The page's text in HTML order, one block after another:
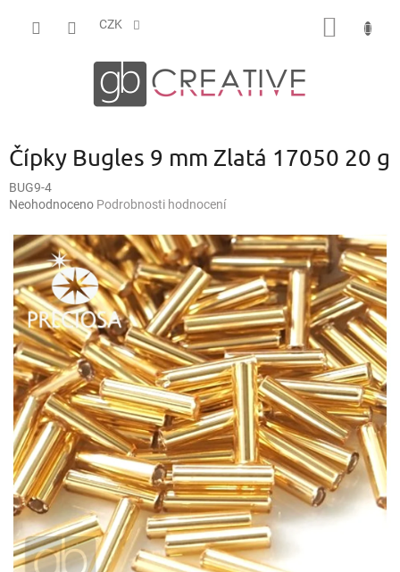
CZK
Čípky Bugles 9 mm Zlatá 17050 20 g
BUG9-4
Průměrné
produktu
je
0,0
z
5
hvězdiček.
Neohodnoceno Podrobnosti hodnocení